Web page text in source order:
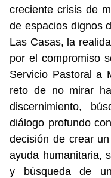
creciente crisis de
de espacios dignos
Las Casas, la
por el compromiso
Servicio Pastoral a
reto de no mirar
discernimiento,
diálogo profundo
decisión de crear
ayuda humanitaria,
y búsqueda de